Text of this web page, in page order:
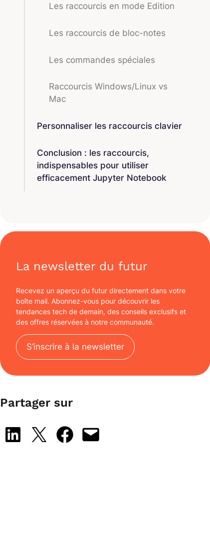
Les raccourcis en mode Edition
Les raccourcis de bloc-notes
Les commandes spéciales
Raccourcis Windows/Linux vs
Mac
Personnaliser les raccourcis clavier
Conclusion : les raccourcis,
indispensables pour utiliser
efficacement Jupyter Notebook
La newsletter du futur
Recevez un aperçu du futur directement dans votre
boîte mail. Abonnez-vous pour découvrir les
tendances tech de demain, des conseils exclusifs et
des offres réservées à notre communauté.
S’inscrire à la newsletter
Partager sur
Share on LinkedIn
Share on X Share on Facebook
Email this Page